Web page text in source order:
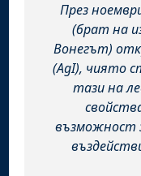
През
(брат на
Вонегът)
(AgI), чиято
тази на
възможност